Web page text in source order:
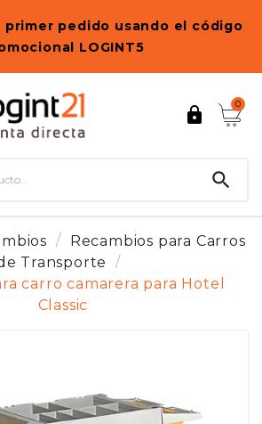
primer pedido usando el código
LOGINT5

0

Recambios para Carros
Transporte
carro camarera para Hotel
Classic